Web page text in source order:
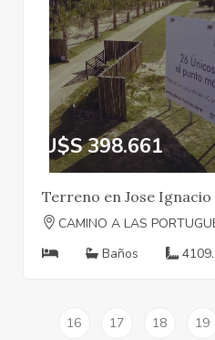
U$S 398.661
Terreno en Jose Ignacio
CAMINO A LAS
Baños
16 17 18 19